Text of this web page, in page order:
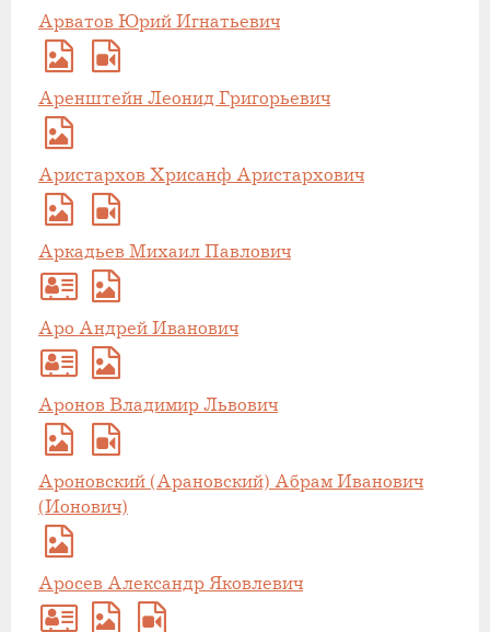
Арватов Юрий Игнатьевич
Аренштейн Леонид Григорьевич
Аристархов Хрисанф Аристархович
Аркадьев Михаил Павлович
Аро Андрей Иванович
Аронов Владимир Львович
Ароновский (Арановский) Абрам Иванович
(Ионович)
Аросев Александр Яковлевич